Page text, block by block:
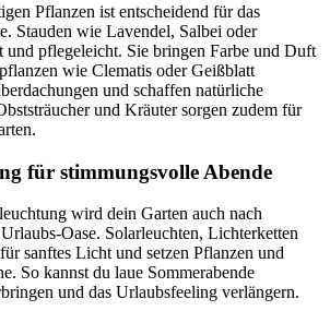
Pflanzen ist entscheidend für das
Stauden wie Lavendel, Salbei oder
und pflegeleicht. Sie bringen Farbe und Duft
wie Clematis oder Geißblatt
und schaffen natürliche
und Kräuter sorgen zudem für
für stimmungsvolle Abende
wird dein Garten auch nach
Oase. Solarleuchten, Lichterketten
sanftes Licht und setzen Pflanzen und
So kannst du laue Sommerabende
und das Urlaubsfeeling verlängern.